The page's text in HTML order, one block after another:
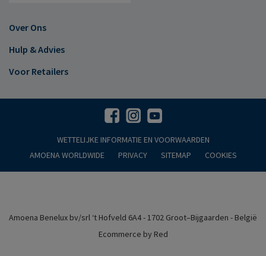
Over Ons
Hulp & Advies
Voor Retailers
WETTELIJKE INFORMATIE EN VOORWAARDEN
AMOENA WORLDWIDE
PRIVACY SITEMAP COOKIES
Amoena Benelux bv/srl ‘t Hofveld 6A4 - 1702 Groot–Bijgaarden - België
Ecommerce by Red